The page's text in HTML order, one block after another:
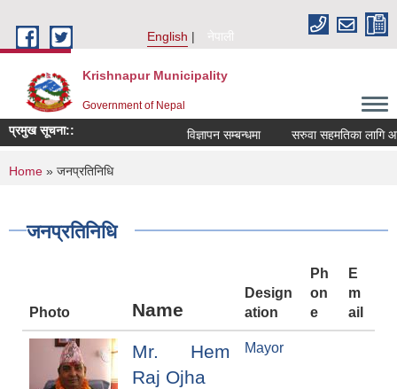
English
नेपाली
Krishnapur Municipality
Government of Nepal
प्रमुख सूचना:: विज्ञापन सम्बन्धमा सरुवा सहमतिका लागि
You are here
Home » जनप्रतिनिधि
जनप्रतिनिधि
Photo Name
Design
ation
Ph
on
e
E
m
ail
Mr. Hem
Raj Ojha
Mayor